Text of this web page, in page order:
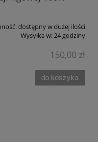
dostępny w dużej ilości
Wysyłka w:24 godziny
150,00 zł
do koszyka